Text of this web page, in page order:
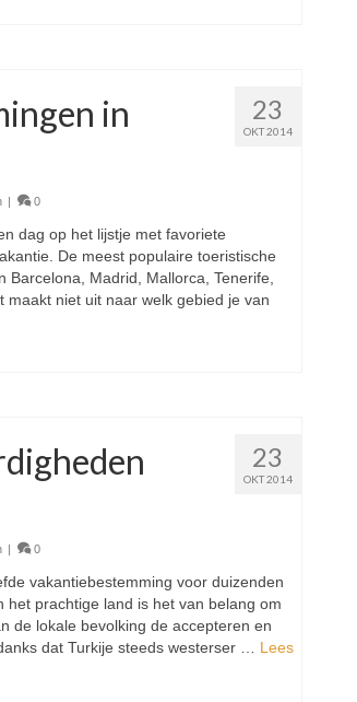
23
OKT 2014
in
0
dag op het lijstje met favoriete
De meest populaire toeristische
Barcelona, Madrid, Mallorca, Tenerife,
maakt niet uit naar welk gebied je van
23
OKT 2014
0
vakantiebestemming voor duizenden
het prachtige land is het van belang om
de lokale bevolking de accepteren en
dat Turkije steeds westerser … Lees